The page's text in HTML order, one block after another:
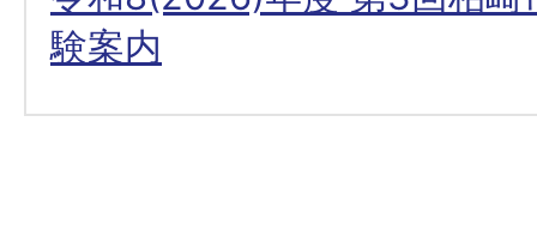
験案内